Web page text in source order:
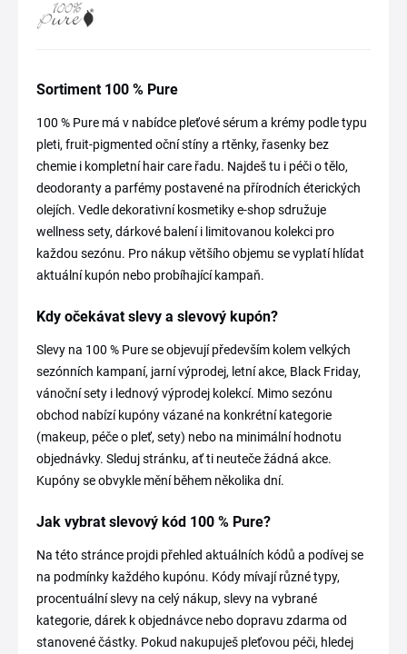
Sortiment 100 % Pure
100 % Pure má v nabídce pleťové sérum a krémy podle typu
pleti, fruit-pigmented oční stíny a rtěnky, řasenky bez
chemie i kompletní hair care řadu. Najdeš tu i péči o tělo,
deodoranty a parfémy postavené na přírodních éterických
olejích. Vedle dekorativní kosmetiky e-shop sdružuje
wellness sety, dárkové balení i limitovanou kolekci pro
každou sezónu. Pro nákup většího objemu se vyplatí hlídat
aktuální kupón nebo probíhající kampaň.
Kdy očekávat slevy a slevový kupón?
Slevy na 100 % Pure se objevují především kolem velkých
sezónních kampaní, jarní výprodej, letní akce, Black Friday,
vánoční sety i lednový výprodej kolekcí. Mimo sezónu
obchod nabízí kupóny vázané na konkrétní kategorie
(makeup, péče o pleť, sety) nebo na minimální hodnotu
objednávky. Sleduj stránku, ať ti neuteče žádná akce.
Kupóny se obvykle mění během několika dní.
Jak vybrat slevový kód 100 % Pure?
Na této stránce projdi přehled aktuálních kódů a podívej se
na podmínky každého kupónu. Kódy mívají různé typy,
procentuální slevy na celý nákup, slevy na vybrané
kategorie, dárek k objednávce nebo dopravu zdarma od
stanovené částky. Pokud nakupuješ pleťovou péči, hledej